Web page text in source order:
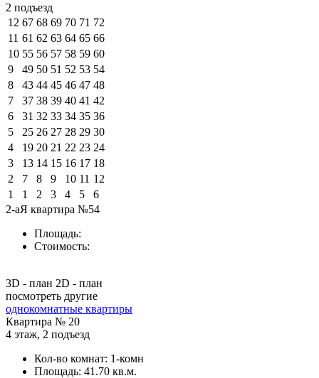
2 подъезд
12 67 68 69 70 71 72
11 61 62 63 64 65 66
10 55 56 57 58 59 60
9
49 50 51 52 53 54
8
43 44 45 46 47 48
7
37 38 39 40 41 42
6
31 32 33 34 35 36
5
25 26 27 28 29 30
4
19 20 21 22 23 24
3
13 14 15 16 17 18
2
7 8 9 10 11 12
1
1 2 3 4 5
6
2-аЯ квартира №54
Площадь:
Стоимость:
3D - план 2D - план
посмотреть другие
однокомнатные квартиры
Квартира № 20
4 этаж, 2 подъезд
Кол-во комнат: 1-комн
Площадь: 41.70 кв.м.